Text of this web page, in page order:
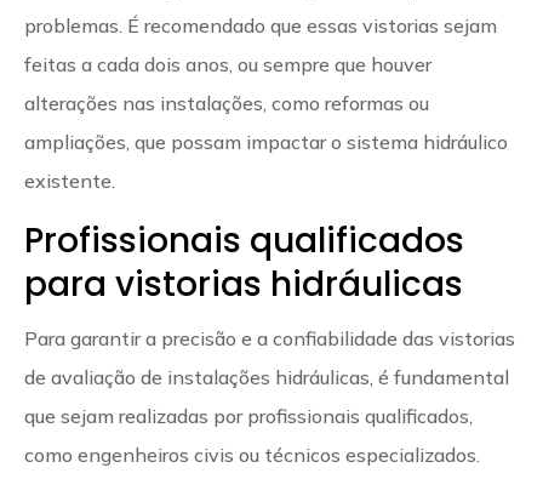
problemas. É recomendado que essas vistorias sejam
feitas a cada dois anos, ou sempre que houver
alterações nas instalações, como reformas ou
ampliações, que possam impactar o sistema hidráulico
existente.
Profissionais qualificados
para vistorias hidráulicas
Para garantir a precisão e a confiabilidade das vistorias
de avaliação de instalações hidráulicas, é fundamental
que sejam realizadas por profissionais qualificados,
como engenheiros civis ou técnicos especializados.